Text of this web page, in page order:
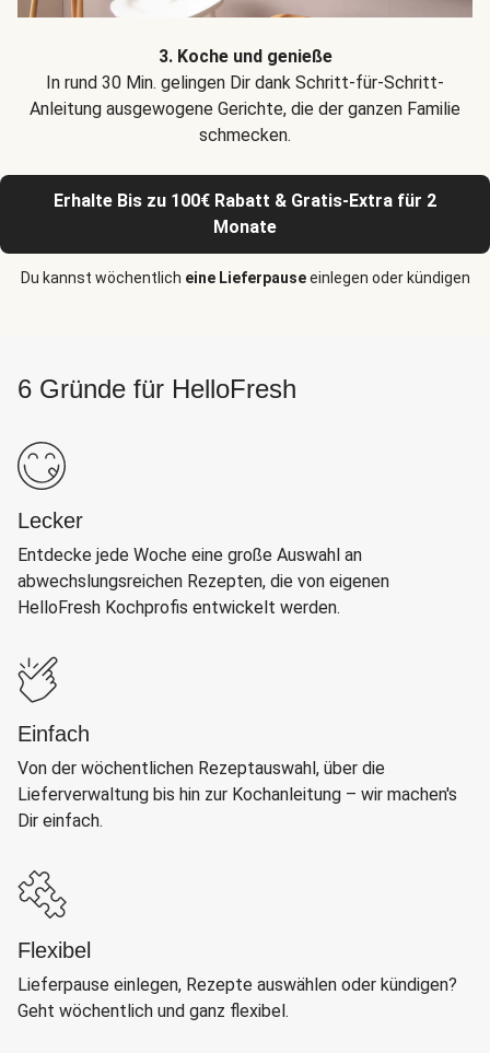
3. Koche und genieße
In rund 30 Min. gelingen Dir dank Schritt-für-Schritt-
Anleitung ausgewogene Gerichte, die der ganzen Familie
schmecken.
Erhalte Bis zu 100€ Rabatt & Gratis-Extra für 2
Monate
Du kannst wöchentlich eine Lieferpauseeinlegen oder kündigen
6 Gründe für HelloFresh
Lecker
Entdecke jede Woche eine große Auswahl an
abwechslungsreichen Rezepten, die von eigenen
HelloFresh Kochprofis entwickelt werden.
Einfach
Von der wöchentlichen Rezeptauswahl, über die
Lieferverwaltung bis hin zur Kochanleitung – wir machen's
Dir einfach.
Flexibel
Lieferpause einlegen, Rezepte auswählen oder kündigen?
Geht wöchentlich und ganz flexibel.